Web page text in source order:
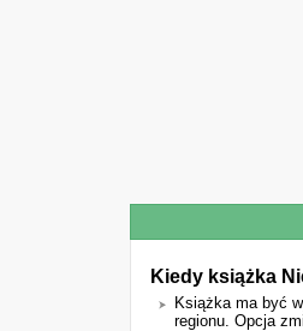
Kiedy książka
Książka ma być
regionu. Opcja